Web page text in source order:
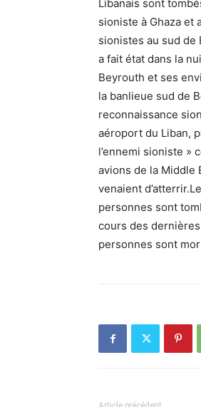
Libanais sont
sioniste à Ghaza et
sionistes au sud de
a fait état dans la
Beyrouth et ses
la banlieue sud de
reconnaissance
aéroport du Liban,
l’ennemi sioniste »
avions de la Middle
venaient
personnes sont
cours des
personnes sont